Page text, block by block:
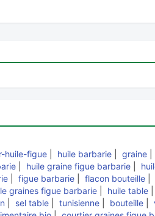
huile-figue huile barbarie graine
huile graine figue barbarie
figue barbarie flacon bouteille
graines figue barbarie huile table
sel table tunisienne bouteille